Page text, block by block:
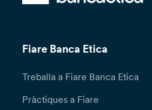
Fiare Banca Etica
Treballa a Fiare Banca Etica
Pràctiques a Fiare